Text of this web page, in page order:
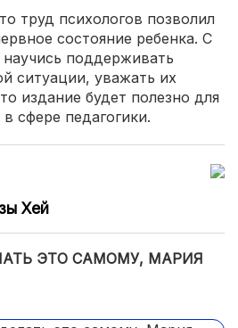
труд психологов позволил
состояние ребенка. С
поддерживать
ситуации, уважать их
издание будет полезно для
сфере педагогики.
Хей
ЭТО САМОМУ, МАРИЯ